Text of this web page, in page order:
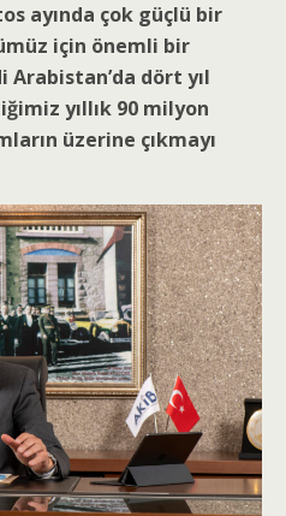
ayında çok güçlü bir
için önemli bir
Arabistan’da dört yıl
yıllık 90 milyon
üzerine çıkmayı